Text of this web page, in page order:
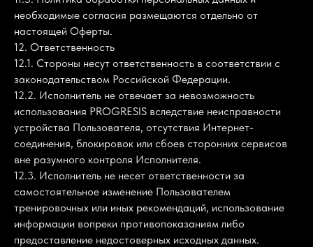
необходимые согласия размещаются отдельно от
настоящей Оферты.
12. Ответственность
12.1. Стороны несут ответственность в соответствии с
законодательством Российской Федерации.
12.2. Исполнитель не отвечает за невозможность
использования PROGRESIS вследствие неисправности
устройства Пользователя, отсутствия Интернет-
соединения, блокировок или сбоев сторонних сервисов
вне разумного контроля Исполнителя.
12.3. Исполнитель не несет ответственности за
самостоятельное изменение Пользователем
тренировочных или иных рекомендаций, использование
информации вопреки противопоказаниям либо
предоставление недостоверных исходных данных.